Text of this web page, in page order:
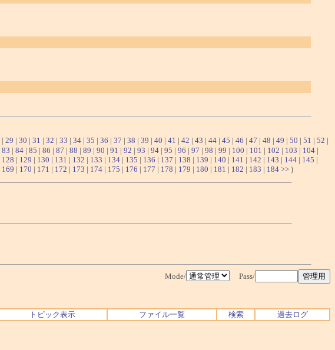
| 29 | 30 | 31 | 32 | 33 | 34 | 35 | 36 | 37 | 38 | 39 | 40 | 41 | 42 | 43 | 44 | 45 | 46 | 47 | 48 | 49 | 50 | 51 | 52 |
83 | 84 | 85 | 86 | 87 | 88 | 89 | 90 | 91 | 92 | 93 | 94 | 95 | 96 | 97 | 98 | 99 | 100 | 101 | 102 | 103 | 104 |
128 | 129 | 130 | 131 | 132 | 133 | 134 | 135 | 136 | 137 | 138 | 139 | 140 | 141 | 142 | 143 | 144 | 145 |
169 | 170 | 171 | 172 | 173 | 174 | 175 | 176 | 177 | 178 | 179 | 180 | 181 | 182 | 183 | 184 >> )
Mode/ Pass/
トピック表示 ファイル一覧 検索 過去ログ